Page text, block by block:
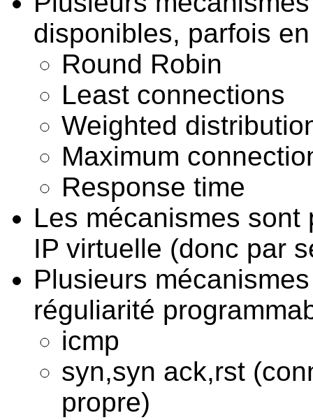
disponibles, parfois
Round Robin
Least connections
Weighted
Maximum
Response time
Les mécanismes
IP virtuelle (donc par
Plusieurs
réguliarité
icmp
syn,syn ack,rst
propre)